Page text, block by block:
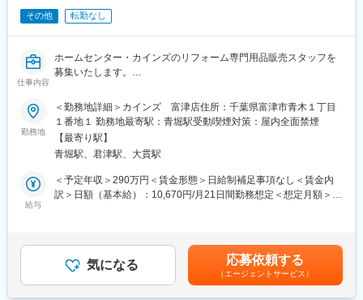
◇ノルマ目標なし・飛び込みやテレアポなし
◇既存顧客中心
◇残業少なめ(残業月平均20時間程)
◇愛知県内のみ!出張や遠方の心配ナシ
1着の注文から20~30着の大型注文まで、ニーズは幅広くありま
す。
未経験の方でも、まずは先輩と一緒に営業をおこないますので安
心してください。
す。もちろん、困ったときはべテラン社員がサポートします。
・もちろん、主任⇒課長⇒所長とポジションが上がると収入もア
ップ。
・頑張りがしっかり収入に反映されるので、チャレンジし甲斐が
その他 転勤なし
仕事内容
ホームセンター・カインズのリフォーム専門用品販売スタッフを
募集いたします。
・リフォーム用品の荷受、検品、売場への品出し
※お客様のご自宅に訪問し、見積りをしていただくこともございま
す。
リフォームはお客様にとって大切なプロジェクトです。
お客様の要望や理想を聞き、お互いに共感しながらプランを作り
上げていきます。お客様の住まいに寄り添い、一緒に喜びを共有
できることがリフォーム売場の醍醐味。また、住まいのお困りご
ィネートなど、センスや技術を駆使してお客様の要望に応えるた
めの提案を行います。住宅のスタイルやニーズは多様なため、住
まいに関するお困りごとや課題にも真摯に向き合い、解決策を見
勤務地
＜勤務地詳細＞カインズ 富津店住所：千葉県富津市青木１丁目
１番地１ 勤務地最寄駅：青堀駅受動喫煙対策：屋内全面禁煙
【最寄り駅】
青堀駅、君津駅、大貫駅
給与
＜予定年収＞290万円＜賃金形態＞日給制補足事項なし＜賃金内
訳＞日額（基本給）：10,670円/月21日間勤務想定＜想定月額＞
安の金額であり、選考を通じて上下する可能性があります。月給
(月額)は固定手当を含めた表記です。
気になる 応募依頼する
（エージェントサービス）